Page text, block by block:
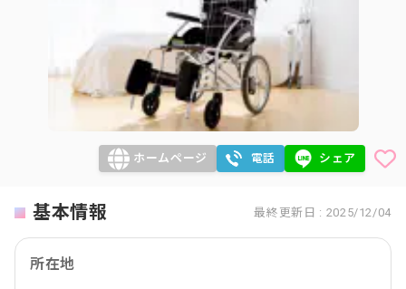
ホームページ 電話 シェア
基本情報 最終更新日 : 2025/12/04
所在地